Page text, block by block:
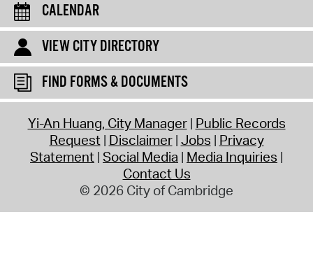
CALENDAR
VIEW CITY DIRECTORY
FIND FORMS & DOCUMENTS
Yi-An Huang, City Manager Public Records
Request Disclaimer Jobs Privacy
Statement Social Media Media Inquiries
Contact Us
© 2026 City of Cambridge